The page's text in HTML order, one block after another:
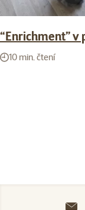
“Enrichment” v
10 min. čtení